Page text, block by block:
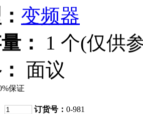
变频器
：
1 个(仅供
面议
保证
订货号： 0-981